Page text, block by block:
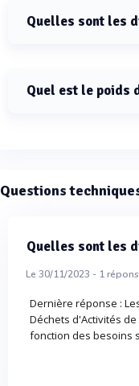
Quelles sont les
Quel est le poids
Questions
Quelles sont les
Le 30/11/2023 - 1
Dernière réponse :
Déchets d'Activités
fonction des besoins